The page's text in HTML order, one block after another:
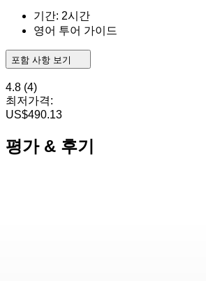
기간: 2시간
영어 투어 가이드
포함 사항 보기
4.8 (4)
최저가격:
US$490.13
평가 & 후기